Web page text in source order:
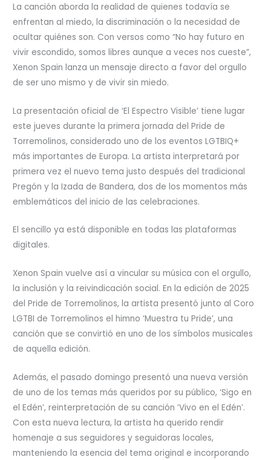
La canción aborda la realidad de quienes todavía se
enfrentan al miedo, la discriminación o la necesidad de
ocultar quiénes son. Con versos como “No hay futuro en
vivir escondido, somos libres aunque a veces nos cueste”,
Xenon Spain lanza un mensaje directo a favor del orgullo
de ser uno mismo y de vivir sin miedo.
La presentación oficial de ‘El Espectro Visible’ tiene lugar
este jueves durante la primera jornada del Pride de
Torremolinos, considerado uno de los eventos LGTBIQ+
más importantes de Europa. La artista interpretará por
primera vez el nuevo tema justo después del tradicional
Pregón y la Izada de Bandera, dos de los momentos más
emblemáticos del inicio de las celebraciones.
El sencillo ya está disponible en todas las plataformas
digitales.
Xenon Spain vuelve así a vincular su música con el orgullo,
la inclusión y la reivindicación social. En la edición de 2025
del Pride de Torremolinos, la artista presentó junto al Coro
LGTBI de Torremolinos el himno ‘Muestra tu Pride’, una
canción que se convirtió en uno de los símbolos musicales
de aquella edición.
Además, el pasado domingo presentó una nueva versión
de uno de los temas más queridos por su público, ‘Sigo en
el Edén’, reinterpretación de su canción ‘Vivo en el Edén’.
Con esta nueva lectura, la artista ha querido rendir
homenaje a sus seguidores y seguidoras locales,
manteniendo la esencia del tema original e incorporando